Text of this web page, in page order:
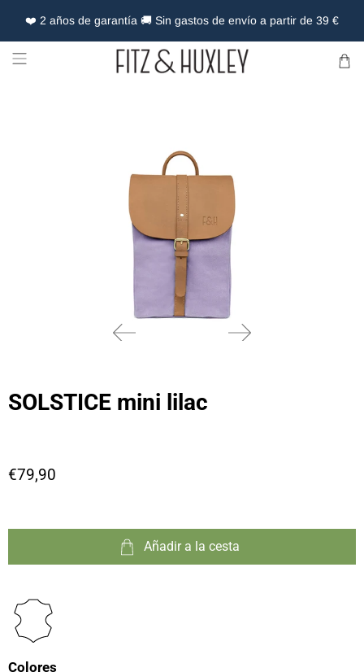
❤️ 2 años de garantía 🚚 Sin gastos de envío a partir de 39 €
SOLSTICE mini lilac
€79,90
Añadir a la cesta
Colores